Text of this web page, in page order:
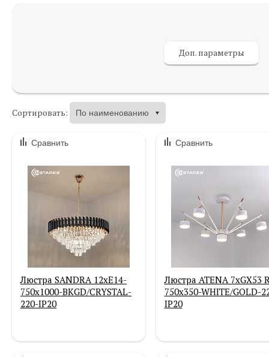
Доп. параметры
Сортировать:
Сравнить
Люстра SANDRA 12хЕ14-
750х1000-BKGD/CRYSTAL-
220-IP20
Сравнить
Люстра ATENA 7хGX53
750x350-WHITE/GOLD-
IP20